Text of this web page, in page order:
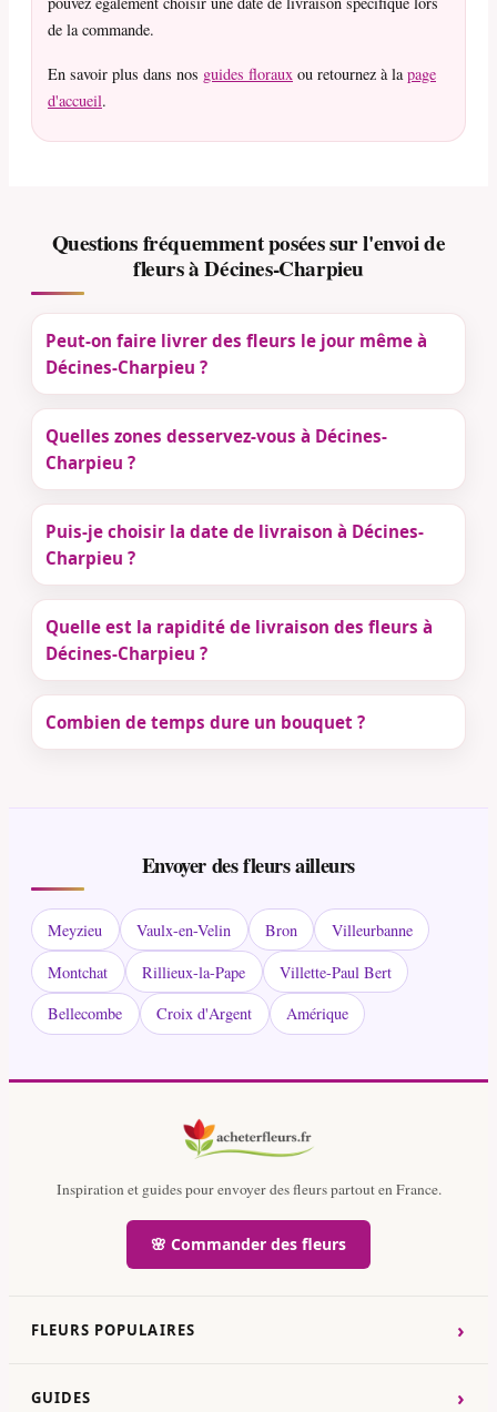
de la commande.
En savoir plus dans nos guides floraux ou retournez à lapage
d'accueil.
Questions fréquemment posées sur l'envoi de
fleurs à Décines-Charpieu
Peut-on faire livrer des fleurs le jour même à
Décines-Charpieu ?
Quelles zones desservez-vous à Décines-
Charpieu ?
Puis-je choisir la date de livraison à Décines-
Charpieu ?
Quelle est la rapidité de livraison des fleurs à
Décines-Charpieu ?
Combien de temps dure un bouquet ?
Envoyer des fleurs ailleurs
Meyzieu Vaulx-en-Velin Bron
Villeurbanne
Montchat
Rillieux-la-Pape
Villette-Paul Bert
Bellecombe
Croix d'Argent Amérique
Inspiration et guides pour envoyer des fleurs partout en France.
🌸 Commander des fleurs
FLEURS POPULAIRES ›
GUIDES ›